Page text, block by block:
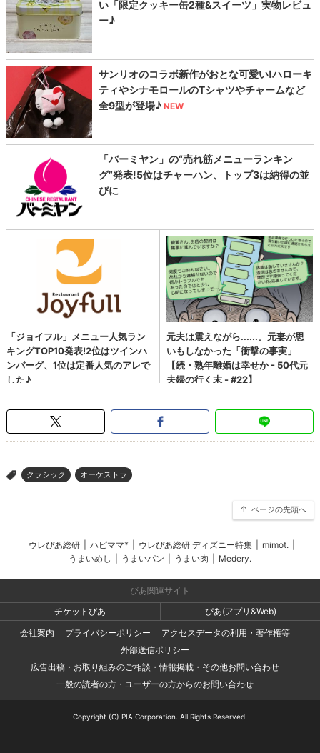
> クラシック オーケストラ
ページの先頭へ
ウレぴあ総研 ハピママ* ウレぴあ総研 ディズニー特集 mimot.
うまいめし
うまいパン うまい肉 Medery.
ぴあ関連サイト
チケットぴあ
ぴあ(アプリ&Web)
会社案内
プライバシーポリシー
アクセスデータの利用・著作権等
外部送信ポリシー
広告出稿・お取り組みのご相談・情報掲載・その他お問い合わせ
一般の読者の方・ユーザーの方からのお問い合わせ
Copyright (C) PIA Corporation. All Rights Reserved.